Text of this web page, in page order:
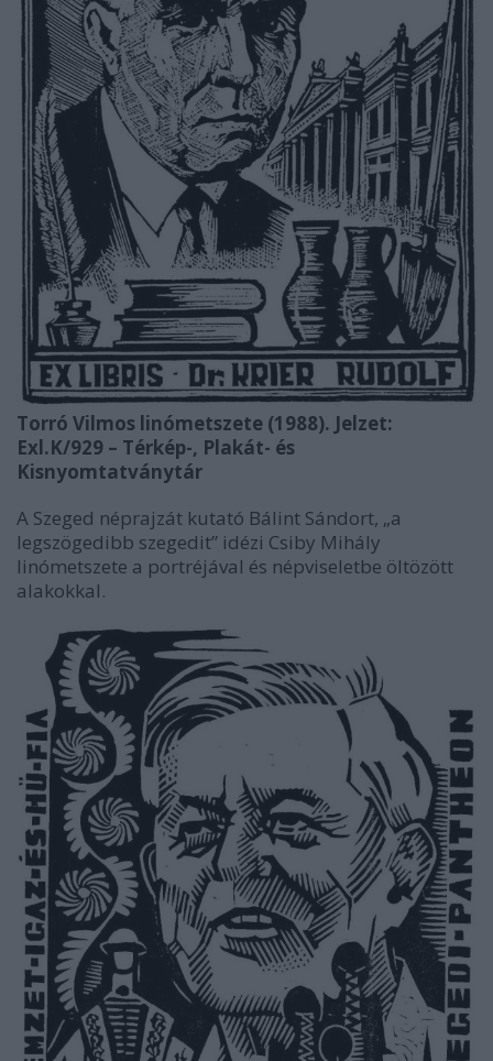
Torró Vilmos linómetszete (1988). Jelzet:
Exl.K/929 – Térkép-, Plakát- és
Kisnyomtatványtár
A Szeged néprajzát kutató Bálint Sándort, „a
legszögedibb szegedit” idézi Csiby Mihály
linómetszete a portréjával és népviseletbe öltözött
alakokkal.